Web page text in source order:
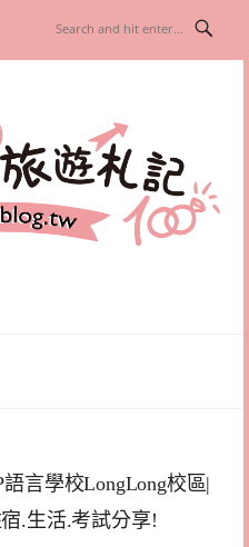
言學校LongLong校區|
.生活.考試分享!